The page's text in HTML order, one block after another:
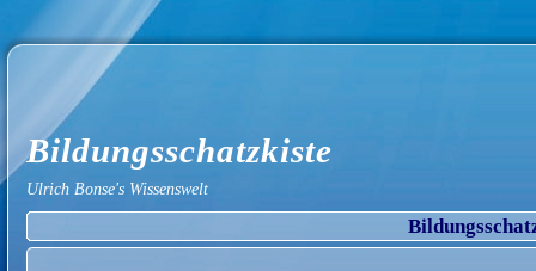
Bildungsschatzkiste
Ulrich Bonse's Wissenswelt